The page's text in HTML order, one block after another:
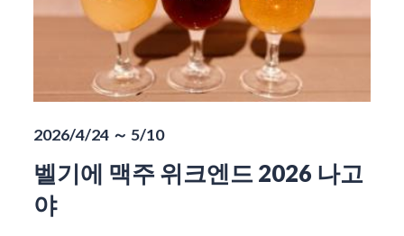
2026/4/24 ～ 5/10
벨기에 맥주 위크엔드 2026 나고
야